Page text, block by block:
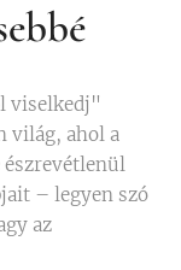
viselkedj"
világ, ahol a
észrevétlenül
– legyen szó
az